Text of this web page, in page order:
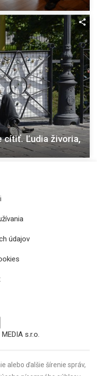
cítiť. Ľudia živoria,
údajov
s.r.o.
alebo ďalšie šírenie správ,